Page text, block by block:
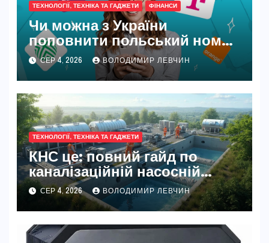
ТЕХНОЛОГІЇ, ТЕХНІКА ТА ГАДЖЕТИ ФІНАНСИ
Чи можна з України
поповнити польський номер
у 2026 році
СЕР 4, 2026 ВОЛОДИМИР ЛЕВЧИН
ТЕХНОЛОГІЇ, ТЕХНІКА ТА ГАДЖЕТИ
КНС це: повний гайд по
каналізаційній насосній
станції
СЕР 4, 2026 ВОЛОДИМИР ЛЕВЧИН